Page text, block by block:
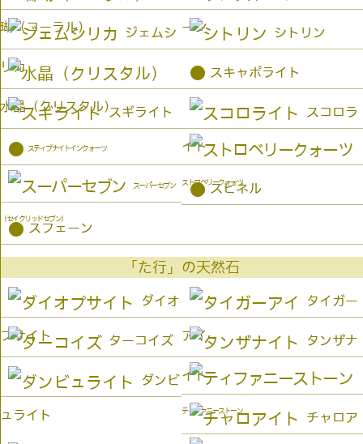
瑚（コーラル） ーン
ジェムシ
リカ
シトリン
水晶（クリスタル）
● スキャポライト
スギライト スコロラ
イト
● スティブナイトインクォーツ
ストロベリークォーツ
スーパーセブン
（セイクリッドセブン）
● スピネル
● スフェーン
「た行」の天然石
ダイオ
プサイト
タイガー
アイ
ターコイズ タンザナ
イト
ダンビ
ュライト ティファニーストーン チャロア